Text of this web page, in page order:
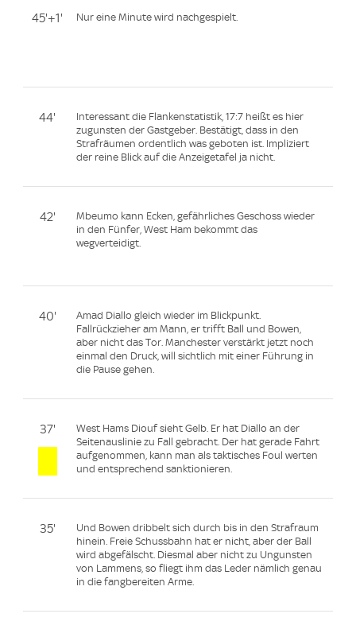
45'+1' Nur eine Minute wird nachgespielt.
44'
Interessant die Flankenstatistik, 17:7 heißt es hier
zugunsten der Gastgeber. Bestätigt, dass in den
Strafräumen ordentlich was geboten ist. Impliziert
der reine Blick auf die Anzeigetafel ja nicht.
42'
Mbeumo kann Ecken, gefährliches Geschoss wieder
in den Fünfer, West Ham bekommt das
wegverteidigt.
40'
Amad Diallo gleich wieder im Blickpunkt.
Fallrückzieher am Mann, er trifft Ball und Bowen,
aber nicht das Tor. Manchester verstärkt jetzt noch
einmal den Druck, will sichtlich mit einer Führung in
die Pause gehen.
37'
West Hams Diouf sieht Gelb. Er hat Diallo an der
Seitenauslinie zu Fall gebracht. Der hat gerade Fahrt
aufgenommen, kann man als taktisches Foul werten
und entsprechend sanktionieren.
35'
Und Bowen dribbelt sich durch bis in den Strafraum
hinein. Freie Schussbahn hat er nicht, aber der Ball
wird abgefälscht. Diesmal aber nicht zu Ungunsten
von Lammens, so fliegt ihm das Leder nämlich genau
in die fangbereiten Arme.